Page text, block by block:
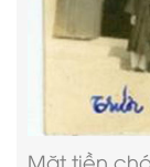
Mặt tiền